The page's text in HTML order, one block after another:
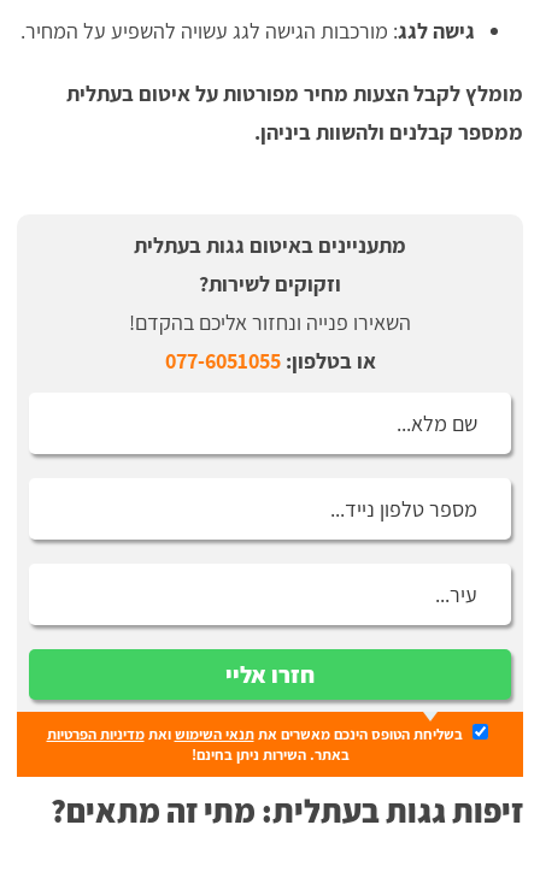
גישה לגג: מורכבות הגישה לגג עשויה להשפיע על המחיר.
מומלץ לקבל הצעות מחיר מפורטות על איטום בעתלית
ממספר קבלנים ולהשוות ביניהן.
מתעניינים באיטום גגות בעתלית
וזקוקים לשירות?
השאירו פנייה ונחזור אליכם בהקדם!
או בטלפון:077-6051055
חזרו אליי
בשליחת הטופס הינכם מאשרים אתתנאי השימושואתמדיניות הפרטיות
באתר. השירות ניתן בחינם!
זיפות גגות בעתלית: מתי זה מתאים?